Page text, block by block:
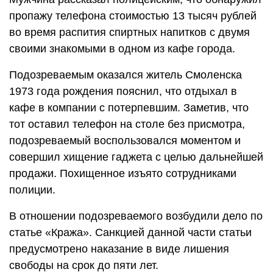
пропажу телефона стоимостью 13 тысяч рублей
во время распития спиртных напитков с двумя
своими знакомыми в одном из кафе города.
Подозреваемым оказался житель Смоленска
1973 года рождения пояснил, что отдыхал в
кафе в компании с потерпевшим. Заметив, что
тот оставил телефон на столе без присмотра,
подозреваемый воспользовался моментом и
совершил хищение гаджета с целью дальнейшей
продажи. Похищенное изъято сотрудниками
полиции.
В отношении подозреваемого возбудили дело по
статье «Кража». Санкцией данной части статьи
предусмотрено наказание в виде лишения
свободы на срок до пяти лет.